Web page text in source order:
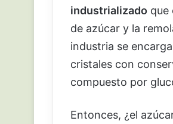
industrializado que
de azúcar y la
industria se
cristales con
compuesto por
Entonces, ¿el